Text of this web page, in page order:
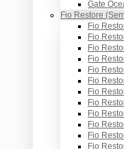
Gate
Fio Restore
Fio
Fio
Fio
Fio
Fio
Fio
Fio
Fio
Fio
Fio
Fio
Fio